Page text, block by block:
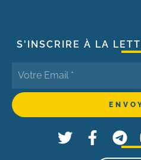
S'INSCRIRE À LA